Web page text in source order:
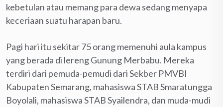
kebetulan atau memang para dewa sedang menyapa
keceriaan suatu harapan baru.
Pagi hari itu sekitar 75 orang memenuhi aula kampus
yang berada di lereng Gunung Merbabu. Mereka
terdiri dari pemuda-pemudi dari Sekber PMVBI
Kabupaten Semarang, mahasiswa STAB Smaratungga
Boyolali, mahasiswa STAB Syailendra, dan muda-mudi